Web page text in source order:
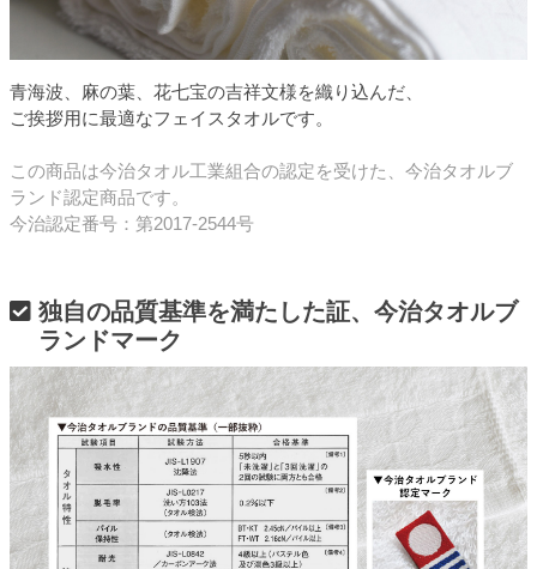
青海波、麻の葉、花七宝の吉祥文様を織り込んだ、
ご挨拶用に最適なフェイスタオルです。
この商品は今治タオル工業組合の認定を受けた、今治タオルブ
ランド認定商品です。
今治認定番号：第2017-2544号
独自の品質基準を満たした証、今治タオルブ
ランドマーク